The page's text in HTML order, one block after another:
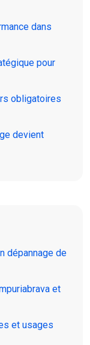
dans
pour
obligatoires
devient
dépannage de
et
et usages